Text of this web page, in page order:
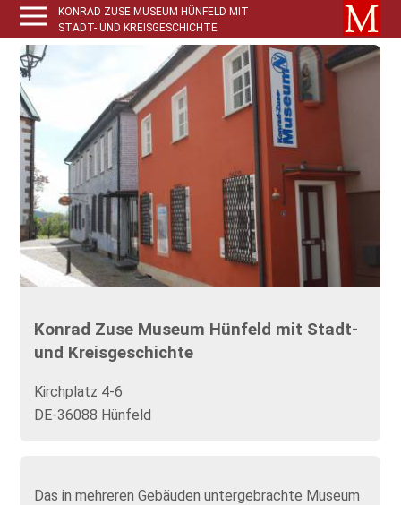
KONRAD ZUSE MUSEUM HÜNFELD MIT
STADT- UND KREISGESCHICHTE
Konrad Zuse Museum Hünfeld mit Stadt-
und Kreisgeschichte
Kirchplatz 4-6
DE-36088 Hünfeld
Das in mehreren Gebäuden untergebrachte Museum